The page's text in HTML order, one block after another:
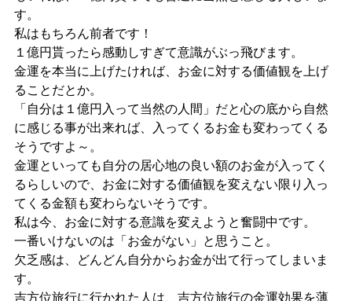
す。
私はもちろん前者です！
１億円貰ったら感動しすぎて意識がぶっ飛びます。
金運を本当に上げたければ、お金に対する価値観を上げ
ることだとか。
「自分は１億円入って当然の人間」だと心の底から自然
に感じる事が出来れば、入ってくるお金も変わってくる
そうですよ～。
金運といっても自分の居心地の良い額のお金が入ってく
るらしいので、お金に対する価値観を変えない限り入っ
てくる金額も変わらないそうです。
私は今、お金に対する意識を変えようと奮闘中です。
一番いけないのは「お金がない」と思うこと。
欠乏感は、どんどん自分からお金が出て行ってしまいま
す。
吉方位旅行に行かれた人は、吉方位旅行の金運効果を薄